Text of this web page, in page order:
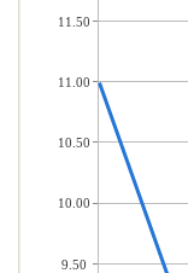
11.50
11.00
10.50
10.00
9.50